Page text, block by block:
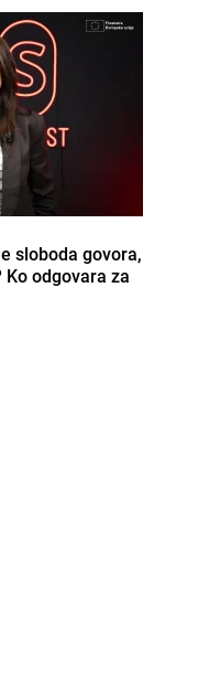
sloboda govora,
odgovara za